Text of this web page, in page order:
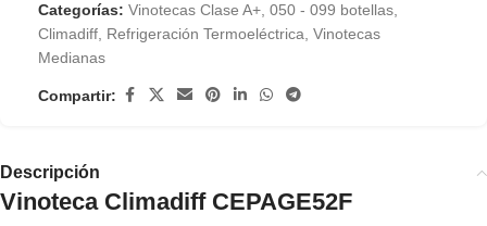
Categorías: Vinotecas Clase A+ 050 - 099 botellas
Climadiff Refrigeración Termoeléctrica Vinotecas
Medianas
Compartir:
Descripción
Vinoteca Climadiff CEPAGE52F